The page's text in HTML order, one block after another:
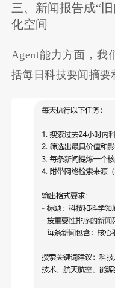
三、新闻报告成“
化空间
Agent能力方面，我
括每日科技要闻摘要